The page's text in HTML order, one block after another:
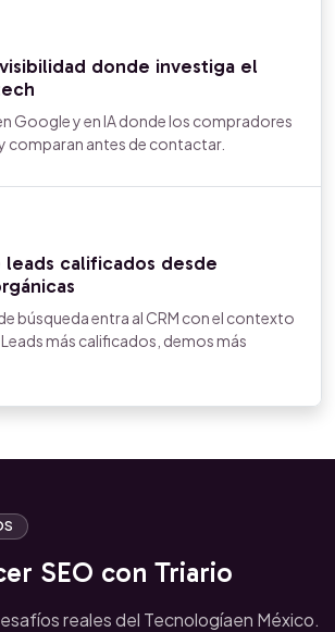
donde investiga el
Google y en IA donde los compradores
comparan antes de contactar.
calificados desde
búsqueda entra al CRM con el contexto
más calificados, demos más
SEO con Triario
reales del Tecnologíaen México.